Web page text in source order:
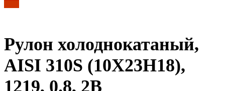
Рулон холоднокатаный,
AISI 310S (10Х23Н18),
1219, 0.8, 2B